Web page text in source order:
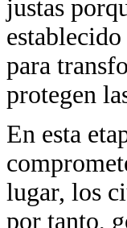
justas
para
protegen
En esta
lugar, los
por tanto,